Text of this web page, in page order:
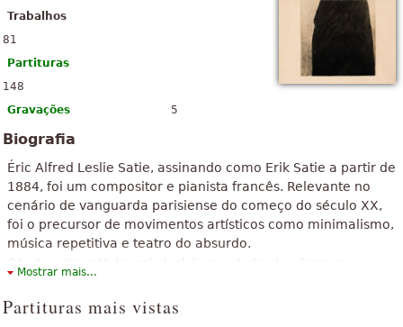
Trabalhos
81
Partituras
148
Gravações
5
Biografia
Éric Alfred Leslie Satie, assinando como Erik Satie a partir de
1884, foi um compositor e pianista francês. Relevante no
cenário de vanguarda parisiense do começo do século XX,
foi o precursor de movimentos artísticos como minimalismo,
música repetitiva e teatro do absurdo.
Wikipedia "Erik Satie ".
Mostrar mais...
Partituras mais vistas